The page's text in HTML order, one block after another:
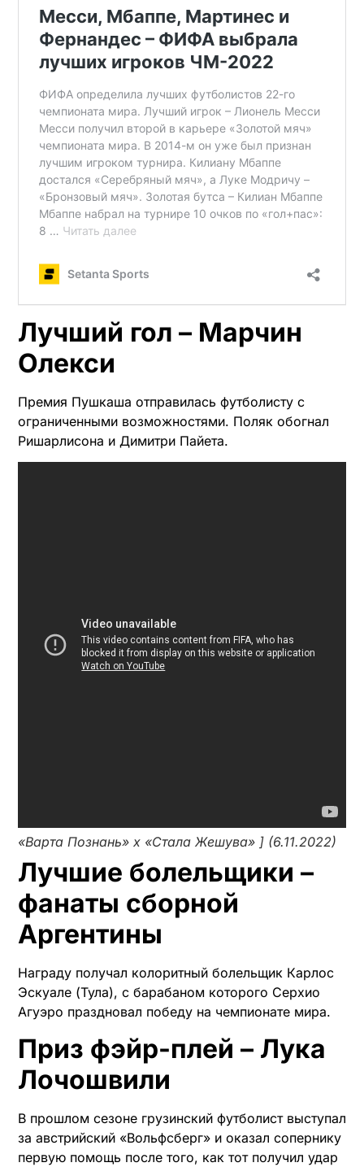
Лучший гол – Марчин
Олекси
Премия Пушкаша отправилась футболисту с
ограниченными возможностями. Поляк обогнал
Ришарлисона и Димитри Пайета.
«Варта Познань» х «Стала Жешува» ] (6.11.2022)
Лучшие болельщики –
фанаты сборной
Аргентины
Награду получал колоритный болельщик Карлос
Эскуале (Тула), с барабаном которого Серхио
Агуэро праздновал победу на чемпионате мира.
Приз фэйр-плей – Лука
Лочошвили
В прошлом сезоне грузинский футболист выступал
за австрийский «Вольфсберг» и оказал сопернику
первую помощь после того, как тот получил удар